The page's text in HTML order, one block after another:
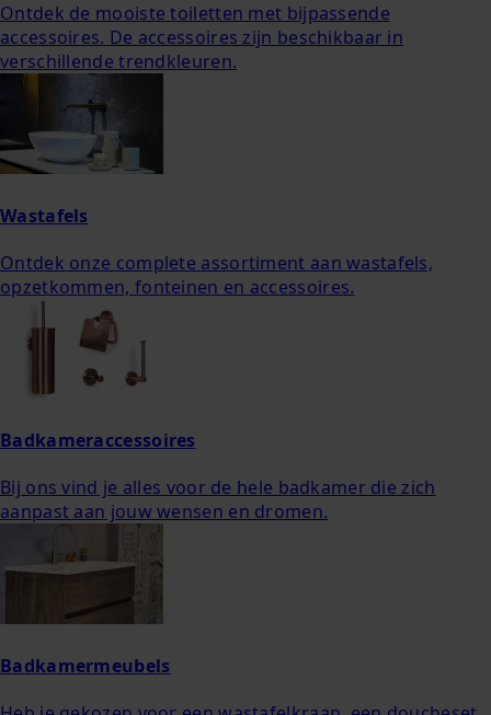
Ontdek de mooiste toiletten met bijpassende
accessoires. De accessoires zijn beschikbaar in
verschillende trendkleuren.
Wastafels
Ontdek onze complete assortiment aan wastafels,
opzetkommen, fonteinen en accessoires.
Badkameraccessoires
Bij ons vind je alles voor de hele badkamer die zich
aanpast aan jouw wensen en dromen.
Badkamermeubels